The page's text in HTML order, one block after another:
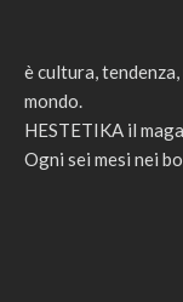
è cultura,
mondo.
HESTETIKA il
Ogni sei mesi nei